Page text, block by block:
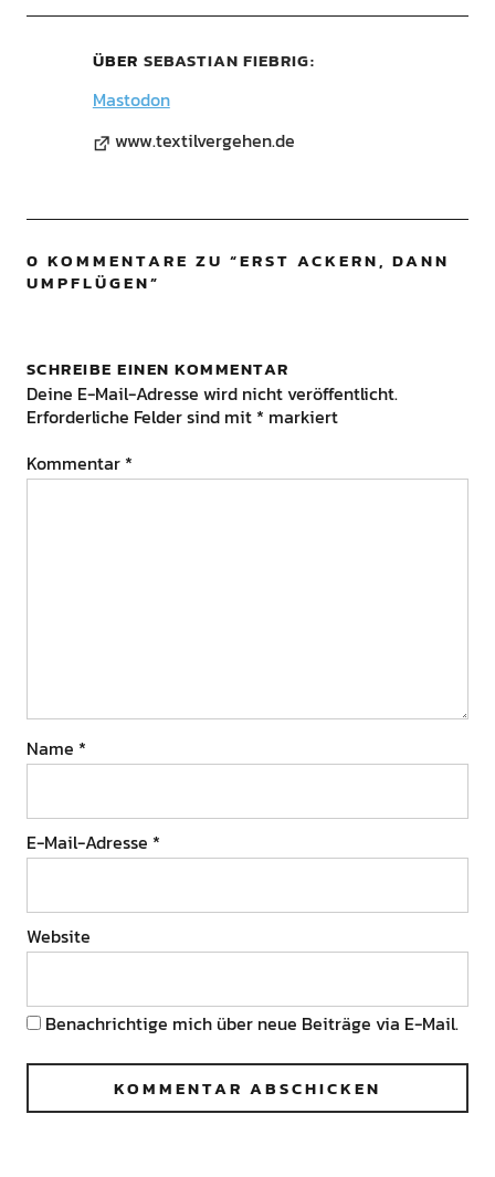
ÜBER SEBASTIAN FIEBRIG
Mastodon
www.textilvergehen.de
0 KOMMENTARE ZU “ERST ACKERN, DANN
UMPFLÜGEN”
SCHREIBE EINEN KOMMENTAR
Deine E-Mail-Adresse wird nicht veröffentlicht.
Erforderliche Felder sind mit * markiert
Kommentar *
Name *
E-Mail-Adresse *
Website
Benachrichtige mich über neue Beiträge via E-Mail.